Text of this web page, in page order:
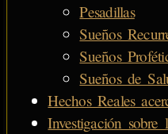
Pesadillas
Sueños
Sueños
Sueños de
Hechos Reales
Investigación sobre